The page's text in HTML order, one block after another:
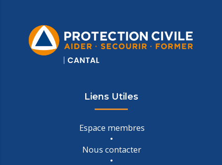
Liens Utiles
Espace membres
Nous contacter